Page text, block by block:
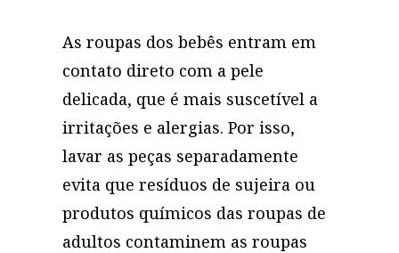
As roupas dos bebês entram em
contato direto com a pele
delicada, que é mais suscetível a
irritações e alergias. Por isso,
lavar as peças separadamente
evita que resíduos de sujeira ou
produtos químicos das roupas de
adultos contaminem as roupas